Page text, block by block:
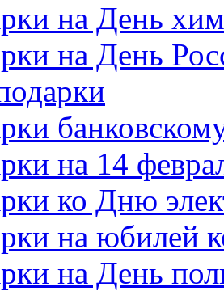
на День
на День
на 14
ко Дню
на юбилей
на День